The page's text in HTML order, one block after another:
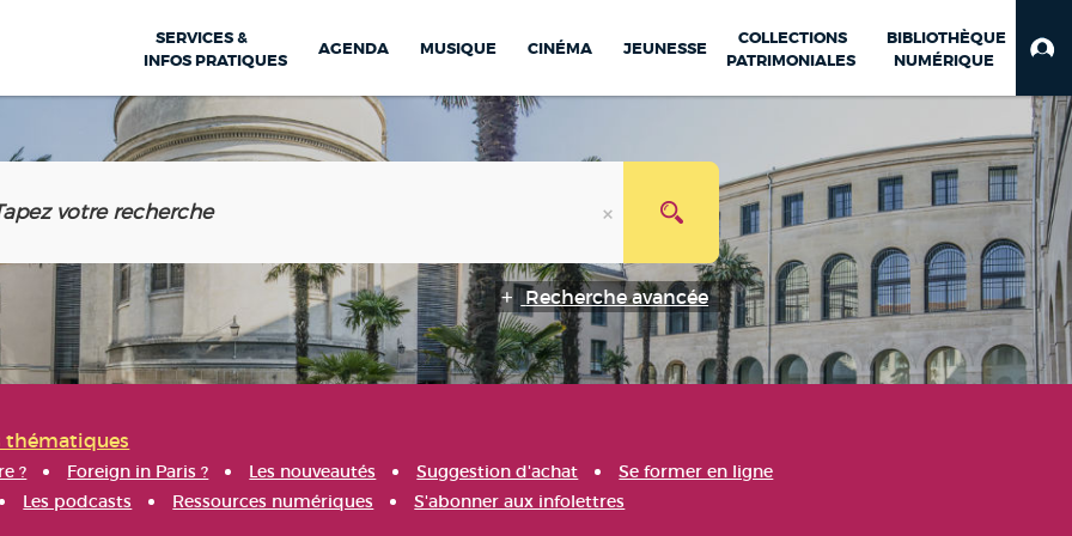
SERVICES &
INFOS PRATIQUES
AGENDA MUSIQUE CINÉMA JEUNESSE
COLLECTIONS
PATRIMONIALES
BIBLIOTHÈQUE
NUMÉRIQUE
Recherche avancée
thématiques
? Foreign in Paris ? Les nouveautés Suggestion d'achat
Se former en ligne
Les podcasts Ressources numériques S'abonner aux infolettres